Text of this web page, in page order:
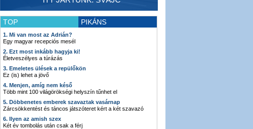
TOP PIKÁNS
1. Mi van most az Adrián?
Egy magyar recepciós mesél
2. Ezt most inkább hagyja ki!
Életveszélyes a túrázás
3. Emeletes ülések a repülőkön
Ez (is) lehet a jövő
4. Menjen, amíg nem késő
Több mint 100 világörökségi helyszín tűnhet el
5. Döbbenetes emberek szavaztak vasárnap
Zárcsökkentést és táncos játszóteret kért a két szavazó
6. Ilyen az amish szex
Két év tombolás után csak a férj